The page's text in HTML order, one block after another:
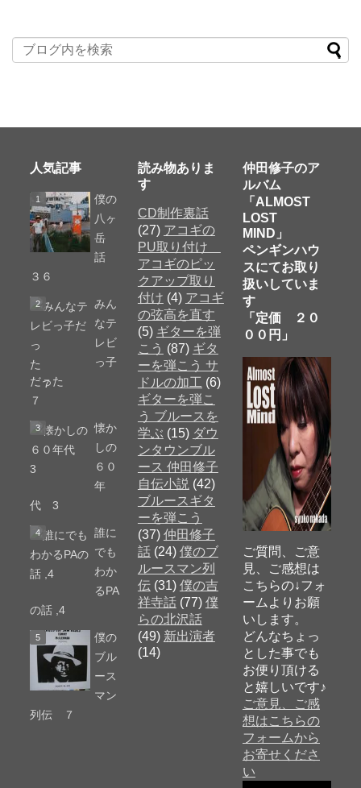
人気記事
僕の
八ヶ
岳
話
３６
みん
なテ
レビ
っ子
だった
７
懐か
しの
６０
年
代 3
誰に
でも
わか
るPA
の話 ,4
僕の
ブル
ース
マン
列伝 ７
読み物ありま
す
CD制作裏話
(27) アコギの
PU取り付け
アコギのピッ
クアップ取り
付け (4) アコギ
の弦高を直す
(5) ギターを弾
こう (87) ギタ
ーを弾こう サ
ドルの加工 (6)
ギターを弾こ
う ブルースを
学ぶ (15) ダウ
ンタウンブル
ース 仲田修子
自伝小説 (42)
ブルースギタ
ーを弾こう
(37) 仲田修子
話(24) 僕のブ
ルースマン列
伝(31) 僕の吉
祥寺話(77) 僕
らの北沢話
(49) 新出演者
(14)
仲田修子のア
ルバム
「ALMOST
LOST
MIND」
ペンギンハウ
スにてお取り
扱いしていま
す
「定価 ２０
００円」
ご質問、ご意
見、ご感想は
こちらの↓フォ
ームよりお願
いします。
どんなちょっ
とした事でも
お便り頂ける
と嬉しいです♪
ご意見、ご感
想はこちらの
フォームから
お寄せくださ
い